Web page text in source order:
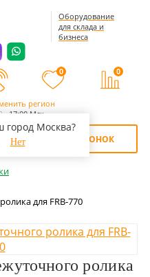
регион
город Москва?
Нет
- 17:00 Мск
Оборудование
для склада и
бизнеса
0 0
ОБРАТНЫЙ ЗВОНОК
для FRB-770
ролика